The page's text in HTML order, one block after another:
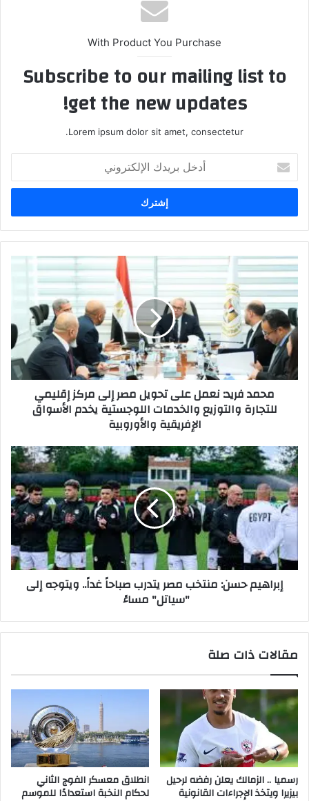
With Product You Purchase
Subscribe to our mailing list to
get the new updates!
Lorem ipsum dolor sit amet, consectetur.
بريدك
الإلكتروني
محمد فريد: نعمل على تحويل مصر إلى مركز إقليمي
للتجارة والتوزيع والخدمات اللوجستية يخدم الأسواق
الإفريقية والأوروبية
إبراهيم حسن: منتخب مصر يتدرب صباحاً غداً.. ويتوجه إلى
"سياتل" مساءً
مقالات ذات صلة
رسميا .. الزمالك يعلن رفضه لرحيل
بيزيرا ويتخذ الإجراءات القانونية
انطلاق معسكر الفوج الثاني
لحكام النخبة استعدادًا للموسم